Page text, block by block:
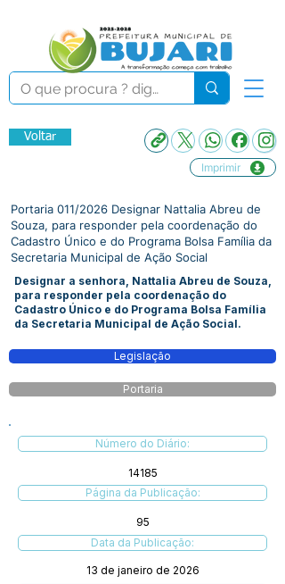
Voltar
Imprimir
Portaria 011/2026 Designar Nattalia Abreu de
Souza, para responder pela coordenação do
Cadastro Único e do Programa Bolsa Família da
Secretaria Municipal de Ação Social
Designar a senhora, Nattalia Abreu de Souza,
para responder pela coordenação do
Cadastro Único e do Programa Bolsa Família
da Secretaria Municipal de Ação Social.
Legislação
Portaria
Número do Diário:
14185
Página da Publicação:
95
Data da Publicação:
13 de janeiro de 2026